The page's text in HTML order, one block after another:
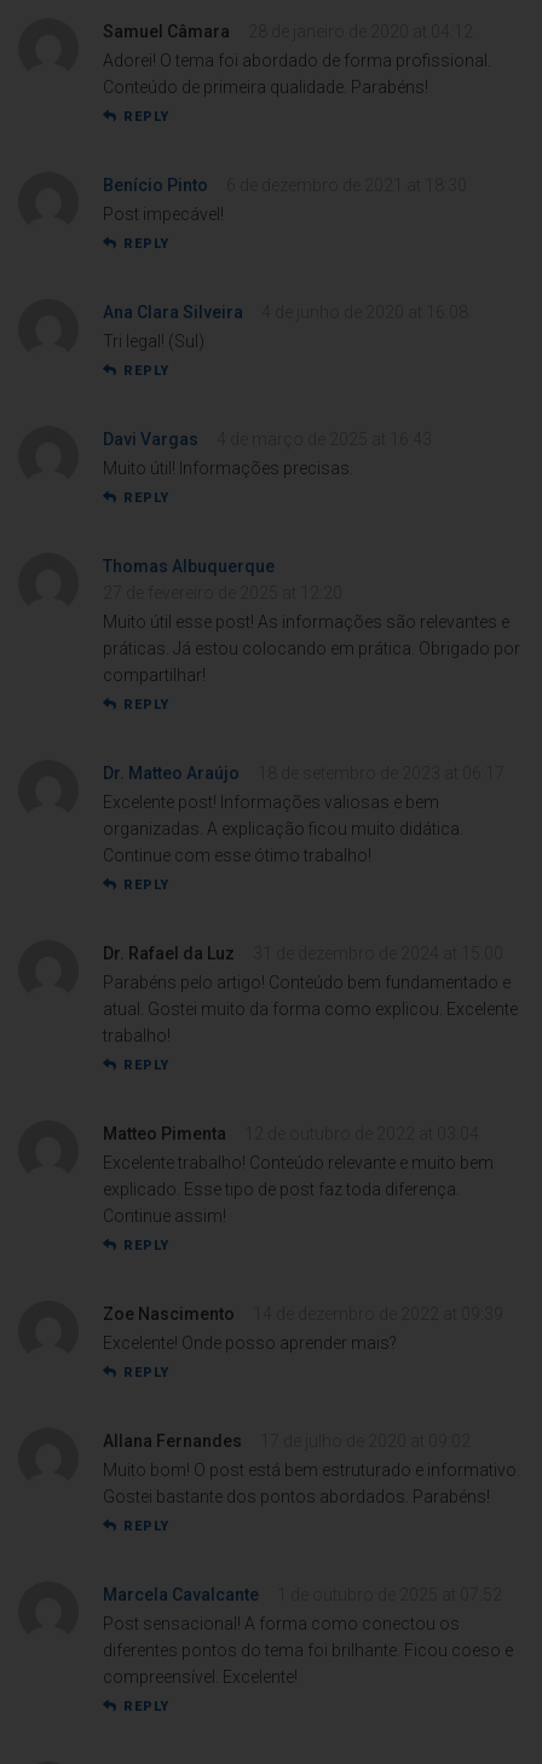
Samuel Câmara
Adorei! O tema foi abordado de forma profissional.
Conteúdo de primeira qualidade. Parabéns!
REPLY
Benício Pinto
Post impecável!
REPLY
Ana Clara Silveira
Tri legal! (Sul)
REPLY
Davi Vargas
Muito útil! Informações precisas.
REPLY
Thomas Albuquerque
Muito útil esse post! As informações são relevantes e
práticas. Já estou colocando em prática. Obrigado por
compartilhar!
REPLY
Dr. Matteo Araújo
Excelente post! Informações valiosas e bem
organizadas. A explicação ficou muito didática.
Continue com esse ótimo trabalho!
REPLY
Dr. Rafael da Luz
Parabéns pelo artigo! Conteúdo bem fundamentado e
atual. Gostei muito da forma como explicou. Excelente
trabalho!
REPLY
Matteo Pimenta
Excelente trabalho! Conteúdo relevante e muito bem
explicado. Esse tipo de post faz toda diferença.
Continue assim!
REPLY
Zoe Nascimento
Excelente! Onde posso aprender mais?
REPLY
Allana Fernandes
Muito bom! O post está bem estruturado e informativo.
Gostei bastante dos pontos abordados. Parabéns!
REPLY
Marcela Cavalcante
Post sensacional! A forma como conectou os
diferentes pontos do tema foi brilhante. Ficou coeso e
compreensível. Excelente!
REPLY